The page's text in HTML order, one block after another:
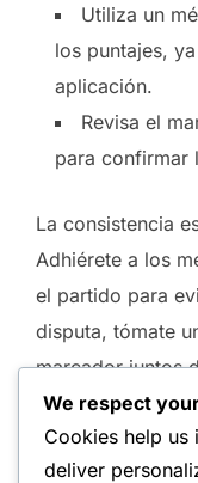
Utiliza un
los puntajes,
aplicación.
Revisa el
para confirmar
La consistencia
Adhiérete a los
el partido para
disputa, tómate
marcador juntos
que todos estén
We respect
Cookies help us
deliver